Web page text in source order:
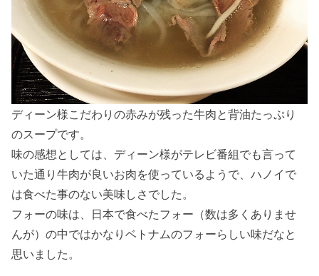
ディーン様こだわりの赤みが残った牛肉と背油たっぷり
のスープです。
味の感想としては、ディーン様がテレビ番組でも言って
いた通り牛肉が良いお肉を使っているようで、ハノイで
は食べた事のない美味しさでした。
フォーの味は、日本で食べたフォー（数は多くありませ
んが）の中ではかなりベトナムのフォーらしい味だなと
思いました。